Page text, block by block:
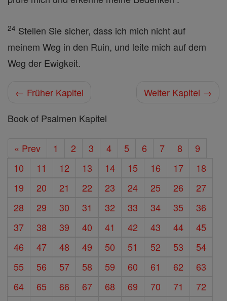
24 Stellen Sie sicher, dass ich mich nicht auf
meinem Weg in den Ruin, und leite mich auf dem
Weg der Ewigkeit.
← Früher Kapitel
Weiter Kapitel →
Book of Psalmen Kapitel
« Prev 1 2 3 4 5 6 7 8
9
10
11 12 13 14 15 16 17
18
19
20 21 22 23 24 25 26
27
28
29 30 31 32 33 34 35
36
37
38 39 40 41 42 43 44
45
46
47 48 49 50 51 52 53
54
55
56 57 58 59 60 61 62
63
64
65 66 67 68 69 70 71
72